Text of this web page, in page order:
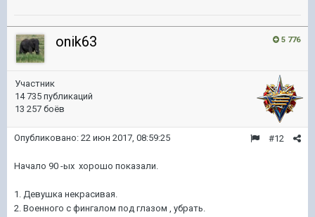
5 776
onik63
Участник
14 735 публикаций
13 257 боёв
#12
Опубликовано: 22 июн 2017, 08:59:25
Начало 90 -ых хорошо показали.
1. Девушка некрасивая.
2. Военного с фингалом под глазом , убрать.